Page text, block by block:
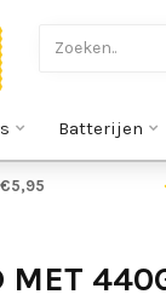
Batterijen
MET